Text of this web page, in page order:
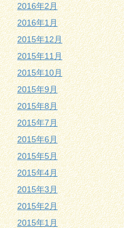
2016年2月
2016年1月
2015年12月
2015年11月
2015年10月
2015年9月
2015年8月
2015年7月
2015年6月
2015年5月
2015年4月
2015年3月
2015年2月
2015年1月